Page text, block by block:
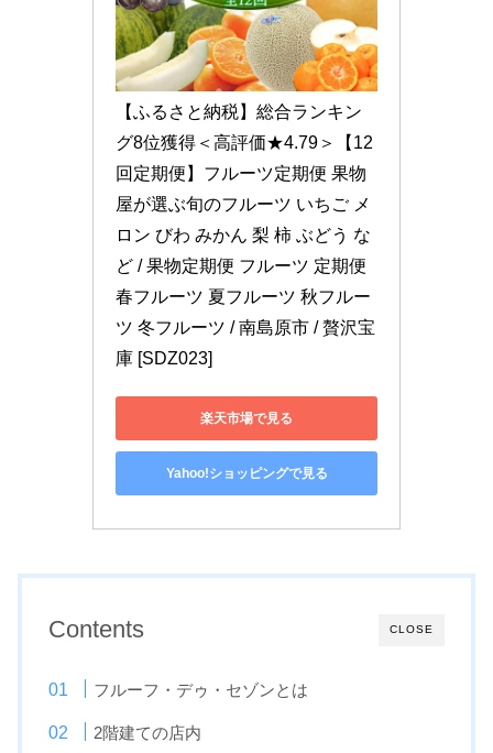
【ふるさと納税】総合ランキン
グ8位獲得＜高評価★4.79＞【12
回定期便】フルーツ定期便 果物
屋が選ぶ旬のフルーツ いちご メ
ロン びわ みかん 梨 柿 ぶどう な
ど / 果物定期便 フルーツ 定期便
春フルーツ 夏フルーツ 秋フルー
ツ 冬フルーツ / 南島原市 / 贅沢宝
庫 [SDZ023]
楽天市場で見る
Yahoo!ショッピングで見る
CLOSE
Contents
フルーフ・デゥ・セゾンとは
2階建ての店内